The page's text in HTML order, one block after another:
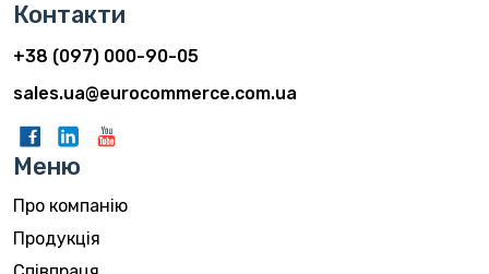
Контакти
+38 (097) 000-90-05
sales.ua@eurocommerce.com.ua
Меню
Про компанію
Продукція